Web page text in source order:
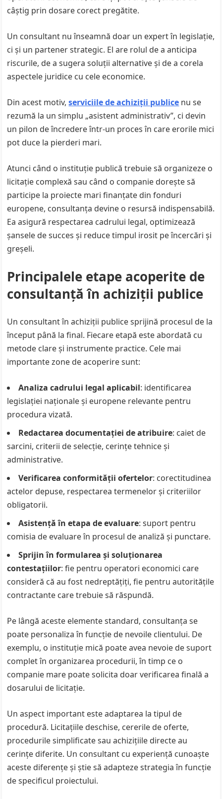
câștig prin dosare corect pregătite.
Un consultant nu înseamnă doar un expert în legislație,
ci și un partener strategic. El are rolul de a anticipa
riscurile, de a sugera soluții alternative și de a corela
aspectele juridice cu cele economice.
Din acest motiv,serviciile de achiziții publice nu se
rezumă la un simplu „asistent administrativ”, ci devin
un pilon de încredere într-un proces în care erorile mici
pot duce la pierderi mari.
Atunci când o instituție publică trebuie să organizeze o
licitație complexă sau când o companie dorește să
participe la proiecte mari finanțate din fonduri
europene, consultanța devine o resursă indispensabilă.
Ea asigură respectarea cadrului legal, optimizează
șansele de succes și reduce timpul irosit pe încercări și
greșeli.
Principalele etape acoperite de
consultanță în achiziții publice
Un consultant în achiziții publice sprijină procesul de la
început până la final. Fiecare etapă este abordată cu
metode clare și instrumente practice. Cele mai
importante zone de acoperire sunt:
Analiza cadrului legal aplicabil: identificarea
legislației naționale și europene relevante pentru
procedura vizată.
Redactarea documentației de atribuire: caiet de
sarcini, criterii de selecție, cerințe tehnice și
administrative.
Verificarea conformității ofertelor: corectitudinea
actelor depuse, respectarea termenelor și criteriilor
obligatorii.
Asistență în etapa de evaluare: suport pentru
comisia de evaluare în procesul de analiză și punctare.
Sprijin în formularea și soluționarea
contestațiilor: fie pentru operatori economici care
consideră că au fost nedreptățiți, fie pentru autoritățile
contractante care trebuie să răspundă.
Pe lângă aceste elemente standard, consultanța se
poate personaliza în funcție de nevoile clientului. De
exemplu, o instituție mică poate avea nevoie de suport
complet în organizarea procedurii, în timp ce o
companie mare poate solicita doar verificarea finală a
dosarului de licitație.
Un aspect important este adaptarea la tipul de
procedură. Licitațiile deschise, cererile de oferte,
procedurile simplificate sau achizițiile directe au
cerințe diferite. Un consultant cu experiență cunoaște
aceste diferențe și știe să adapteze strategia în funcție
de specificul proiectului.